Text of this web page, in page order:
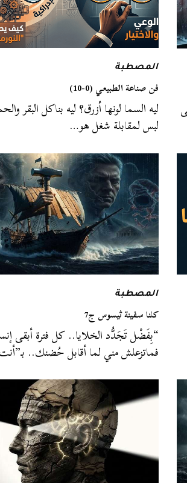
المصطبة
فن صناعة الطبيعي (0-10)
ليه السما لونها أزرق؟ ليه بناكل البقر
لبس لمقابلة شغل هو…
المصطبة
كلنا سفينة ثيسوس ج7
“بِفَضْل تَجَدُّد الخلايا.. كل فترة أبقى
فماتزعلش مني لما أقابل حُضنك..